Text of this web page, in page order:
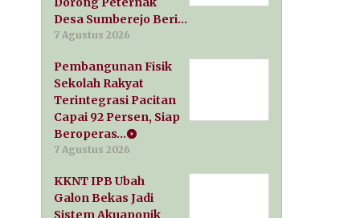
Desa Sumberejo Beri…
7 Agustus 2026
Pembangunan Fisik
Sekolah Rakyat
Terintegrasi Pacitan
Capai 92 Persen, Siap
Beroperas…
7 Agustus 2026
KKNT IPB Ubah
Galon Bekas Jadi
Sistem Akuaponik